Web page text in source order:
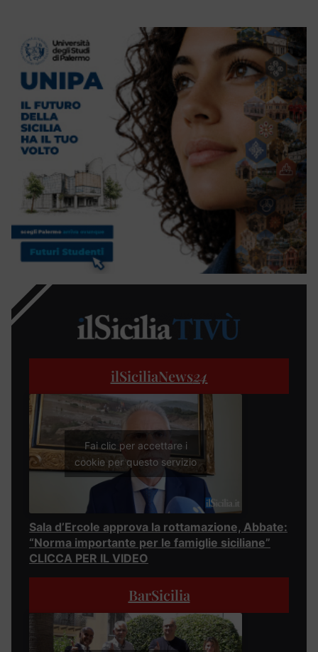
ilSiciliaNews24
Fai clic per accettare i
cookie per questo servizio
Sala d’Ercole approva la rottamazione, Abbate:
“Norma importante per le famiglie siciliane”
CLICCA PER IL VIDEO
BarSicilia